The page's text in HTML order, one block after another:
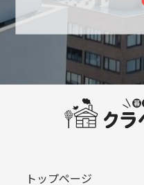
トップページ